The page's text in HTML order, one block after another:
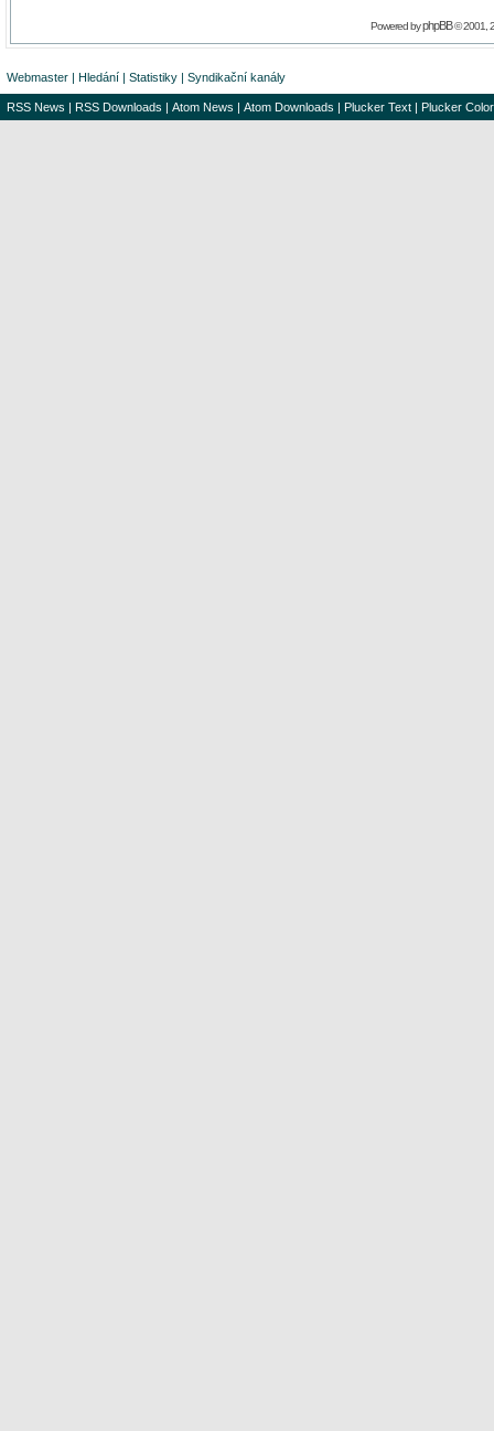
Powered byphpBB© 2001,
Webmaster | Hledání | Statistiky | Syndikační kanály
RSS News | RSS Downloads | Atom News | Atom Downloads | Plucker Text | Plucker Color